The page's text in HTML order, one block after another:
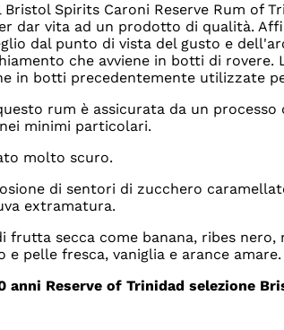
Spirits Caroni Reserve Rum of
dar vita ad un prodotto di qualità.
dal punto di vista del gusto e
che avviene in botti di rovere.
in botti precedentemente utilizzate
rum è assicurata da un
minimi particolari.
molto scuro.
di sentori di zucchero
extramatura.
frutta secca come banana, ribes
e pelle fresca, vaniglia e arance amare.
anni Reserve of Trinidad selezione